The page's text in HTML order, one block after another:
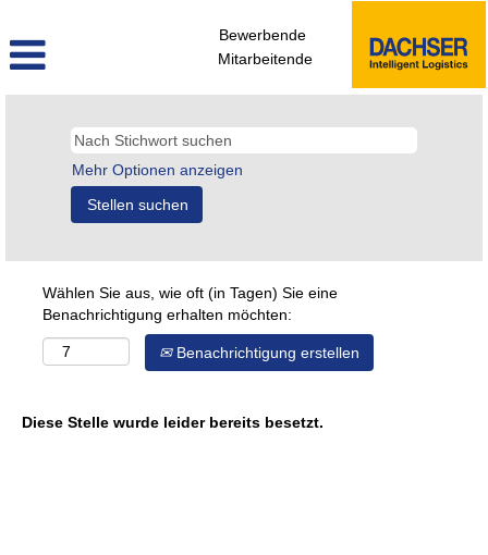
Bewerbende
Mitarbeitende
Mehr Optionen anzeigen
Wählen Sie aus, wie oft (in Tagen) Sie eine
Benachrichtigung erhalten möchten:
Benachrichtigung erstellen
Diese Stelle wurde leider bereits besetzt.